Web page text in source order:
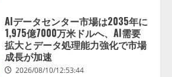
生成AI人事労務実践研究会〈HR
AI Lab〉推進協議会 ── 9社連合が
贈る、人事労務 × AIの実践知 ──
「奇跡のセミナー」シリーズ始
動！ HR × AI SEMINAR 2026